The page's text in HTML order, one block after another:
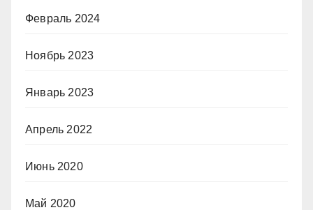
Февраль 2024
Ноябрь 2023
Январь 2023
Апрель 2022
Июнь 2020
Май 2020